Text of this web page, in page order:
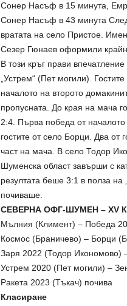
Сонер Насъф в 15 минута,
Сонер Насъф в 43 минута
вратата на село Пристое.
Сезер Гюнаев оформили
В този кръг прави
„Устрем“ (Пет могили).
началото на второто
пропусната. До края на мача
2:4. Първа победа от
гостите от село Борци. Два от
част на мача. В село Тодор
Шуменска област завърши с
резултата беше 3:1 в полза на
почиваше.
СЕВЕРНА ОФГ-ШУМЕН – XV
Мълния (Климент) – Победа
Космос (Браничево) – Борци
Заря 2022 (Тодор Икономово)
Устрем 2020 (Пет могили) –
Ракета 2023 (Тъкач) почива
Класиране